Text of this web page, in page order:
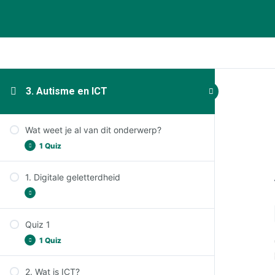
3. Autisme en ICT
Wat weet je al van dit onderwerp?
1 Quiz
Wat weet je al van dit onderwerp?
1. Digitale geletterdheid
Quiz 1
1 Quiz
2. Wat is ICT?